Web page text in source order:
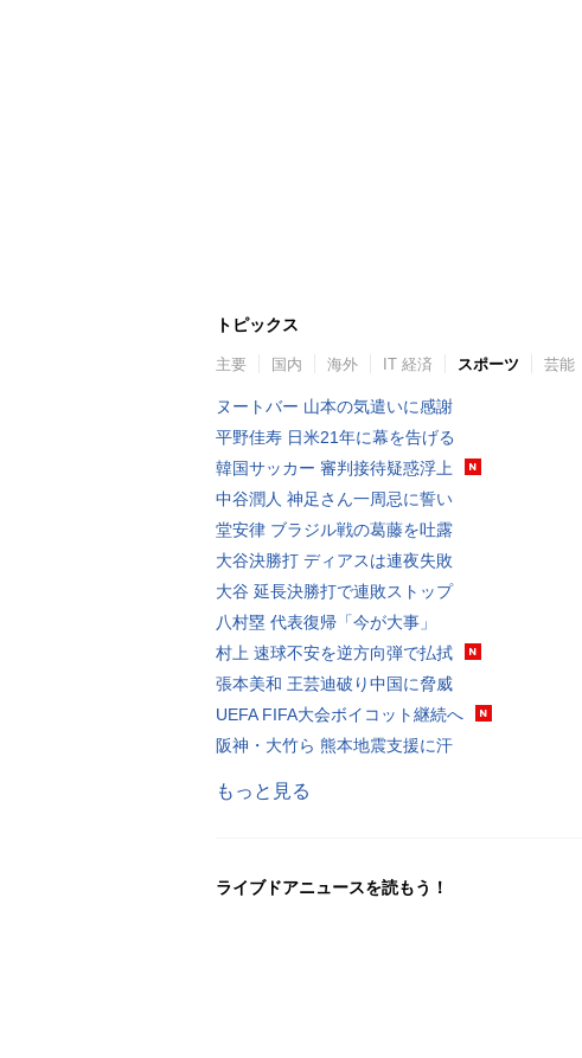
トピックス
主要 国内 海外 IT 経済 スポーツ 芸能
ヌートバー 山本の気遣いに感謝
平野佳寿 日米21年に幕を告げる
韓国サッカー 審判接待疑惑浮上
中谷潤人 神足さん一周忌に誓い
堂安律 ブラジル戦の葛藤を吐露
大谷決勝打 ディアスは連夜失敗
大谷 延長決勝打で連敗ストップ
八村塁 代表復帰「今が大事」
村上 速球不安を逆方向弾で払拭
張本美和 王芸迪破り中国に脅威
UEFA FIFA大会ボイコット継続へ
阪神・大竹ら 熊本地震支援に汗
もっと見る
ライブドアニュースを読もう！